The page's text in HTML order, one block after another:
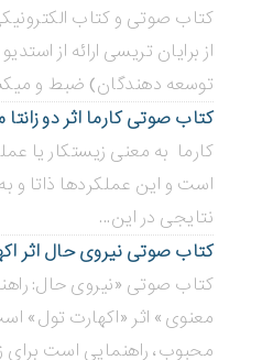
از برایان تریسی ارائه از
توسعه دهندگان) ضبط و
کتاب صوتی کارما اثر دو زانتا
کارما به معنی زیستکار یا
است و این عملکردها ذاتا و
نتایجی در این...
کتاب صوتی نیروی حال اثر
کتاب صوتی «نیروی حال:
معنوی» اثر «اکهارت تول»
محبوب، راهنمایی است برای